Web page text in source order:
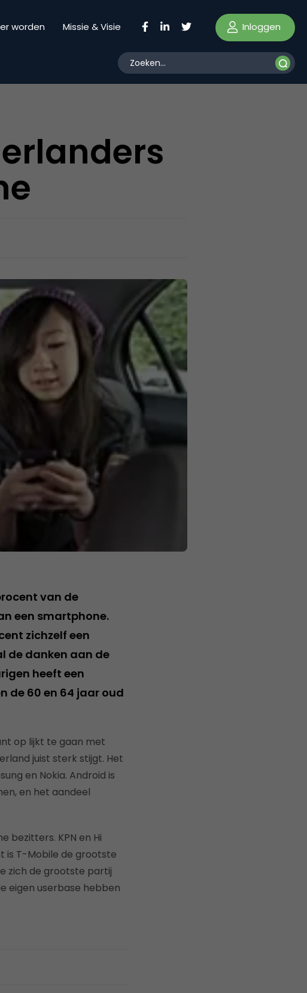
worden Missie & Visie Inloggen
van de
een smartphone.
zichzelf een
de danken aan de
heeft een
de 60 en 64 jaar oud
op lijkt te gaan met
juist sterk stijgt. Het
en Nokia. Android is
en het aandeel
bezitters. KPN en Hi
is T-Mobile de grootste
zich de grootste partij
eigen userbase hebben